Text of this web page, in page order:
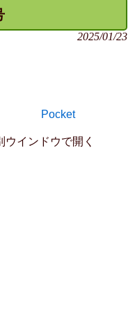
2025/01/23
Pocket
ウインドウで開く